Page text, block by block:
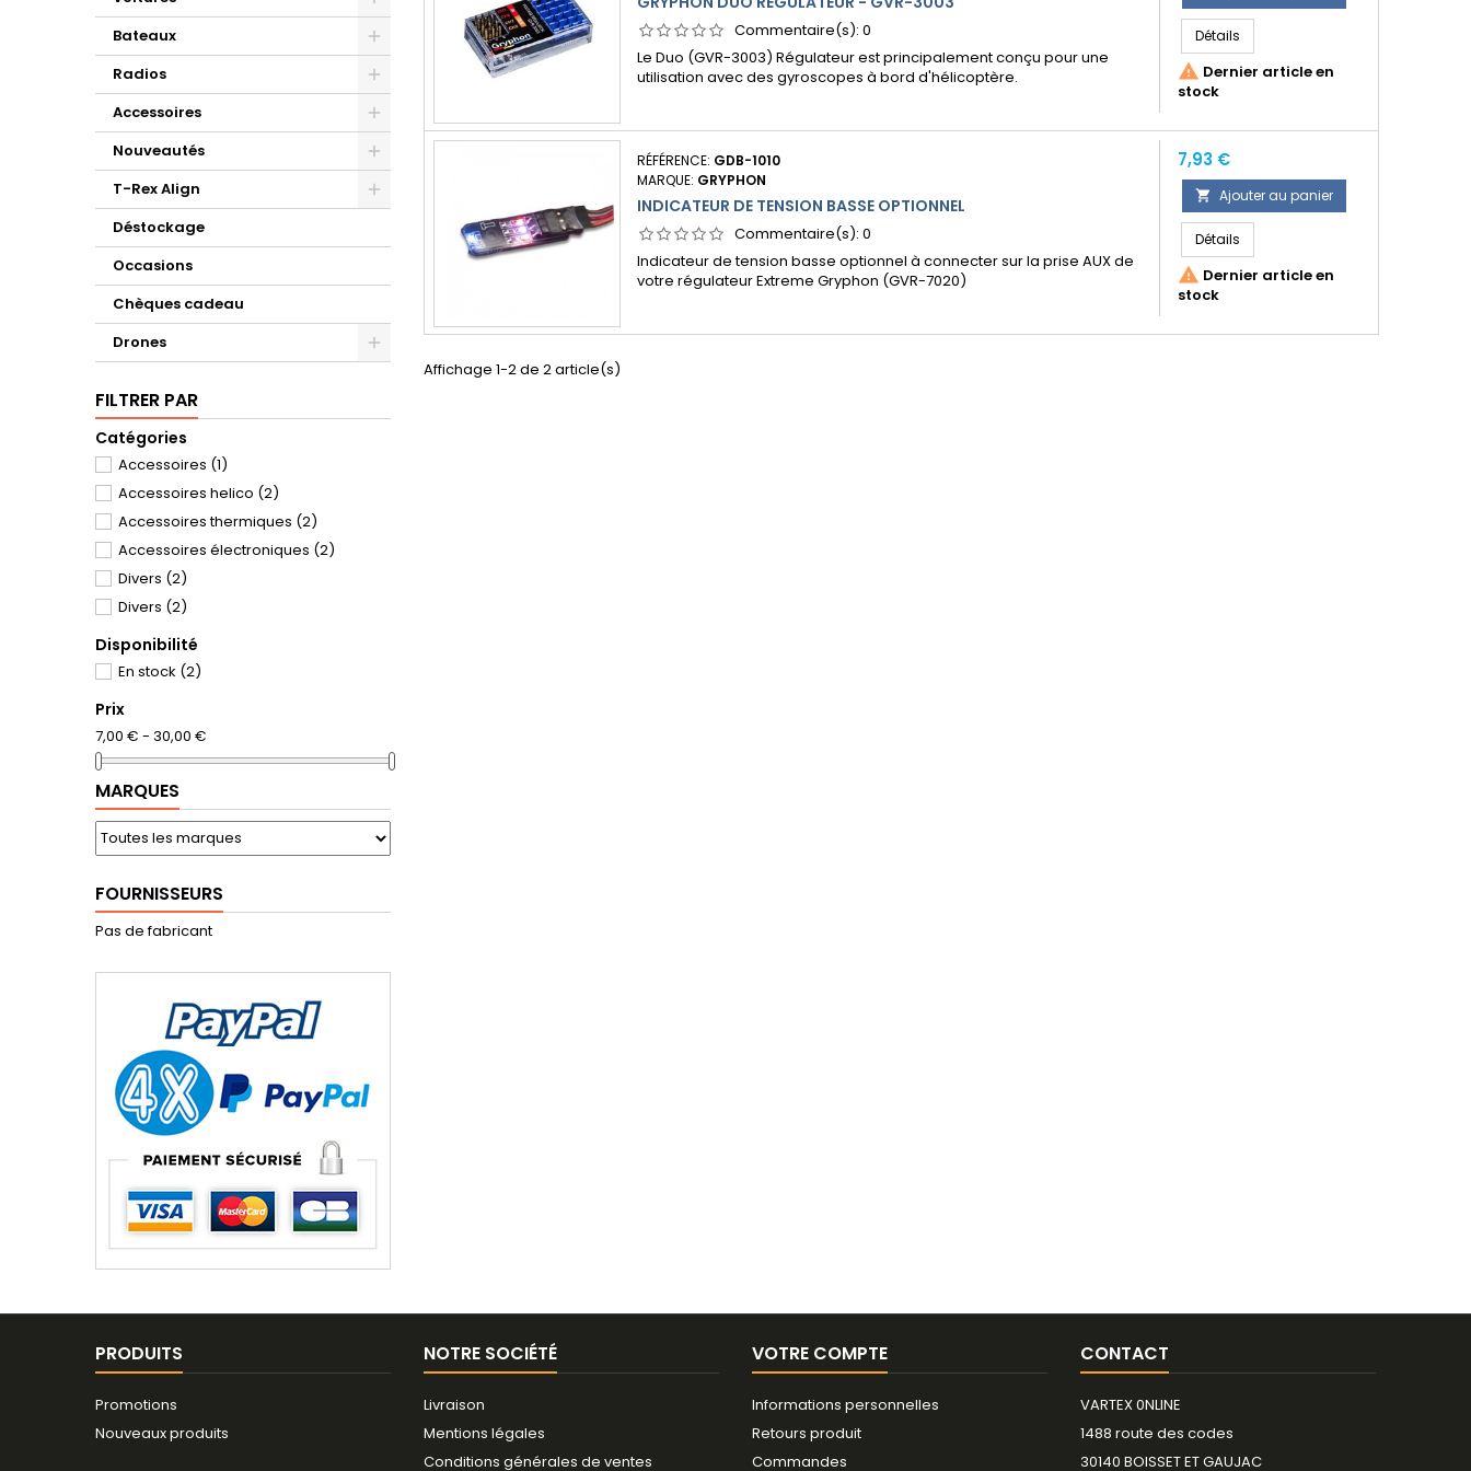
Bateaux
Radios
Accessoires
Nouveautés
T-Rex Align
Déstockage
Occasions
Chèques cadeau
Drones
FILTRER PAR
Catégories
Accessoires (1)
Accessoires helico (2)
Accessoires thermiques (2)
Accessoires électroniques (2)
Divers (2)
Divers (2)
Disponibilité
En stock (2)
Prix
7,00 € - 30,00 €
MARQUES
FOURNISSEURS
Pas de fabricant
Commentaire(s): 0
Le Duo (GVR-3003) Régulateur est principalement conçu pour une
utilisation avec des gyroscopes à bord d'hélicoptère.
Détails
 Dernier article en
stock
RÉFÉRENCE: GDB-1010
MARQUE: GRYPHON
INDICATEUR DE TENSION BASSE OPTIONNEL
Commentaire(s): 0
Indicateur de tension basse optionnel à connecter sur la prise AUX de
votre régulateur Extreme Gryphon (GVR-7020)
Prix
7,93 €
 Ajouter au panier
Détails
 Dernier article en
stock
Affichage 1-2 de 2 article(s)
PRODUITS
Promotions
Nouveaux produits
NOTRE SOCIÉTÉ
Livraison
Mentions légales
Conditions générales de ventes
VOTRE COMPTE
Informations personnelles
Retours produit
Commandes
CONTACT
VARTEX 0NLINE
1488 route des codes
30140 BOISSET ET GAUJAC